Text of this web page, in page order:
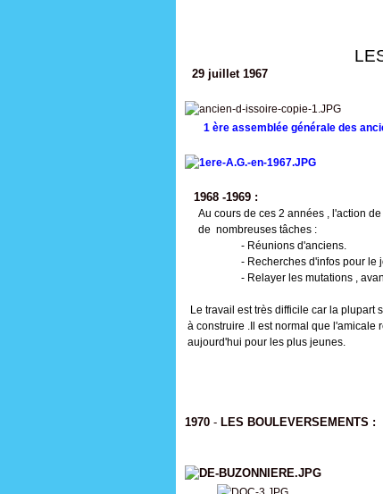
LES
29 juillet 1967
1 ère assemblée générale des
1968 -1969 :
Au cours de ces 2 années , l'action
de nombreuses tâches :
- Réunions d'anciens.
- Recherches d'infos pour le
- Relayer les mutations ,
Le travail est très difficile car la plupart
à construire .Il est normal que l'amicale
aujourd'hui pour les plus jeunes.
1970 - LES BOULEVERSEMENTS :